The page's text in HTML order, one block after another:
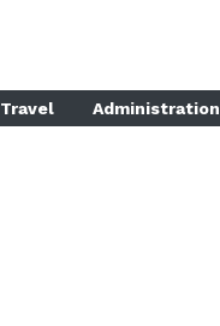
Travel Administration